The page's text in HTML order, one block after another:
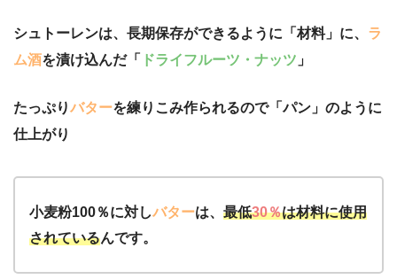
シュトーレンは、長期保存ができるように「材料」に、 ラ
ム酒を漬け込んだ「 ドライフルーツ・ナッツ 」
たっぷりバターを練りこみ作られるので「パン」のように
仕上がり
小麦粉100％に対しバターは、 最低30％は材料に使用
されているんです。